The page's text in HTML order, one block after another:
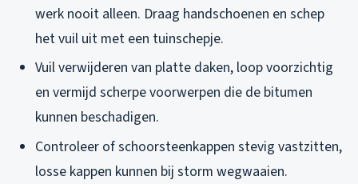
werk nooit alleen. Draag handschoenen en schep
het vuil uit met een tuinschepje.
Vuil verwijderen van platte daken, loop voorzichtig
en vermijd scherpe voorwerpen die de bitumen
kunnen beschadigen.
Controleer of schoorsteenkappen stevig vastzitten,
losse kappen kunnen bij storm wegwaaien.